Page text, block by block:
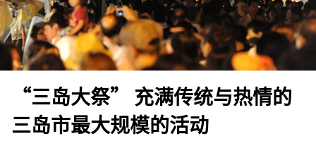
“三岛大祭” 充满传统与热情的
三岛市最大规模的活动